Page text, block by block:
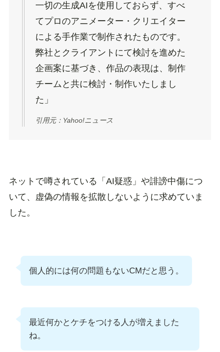
一切の生成AIを使用しておらず、すべ
てプロのアニメーター・クリエイター
による手作業で制作されたものです。
弊社とクライアントにて検討を進めた
企画案に基づき、作品の表現は、制作
チームと共に検討・制作いたしまし
た」
引用元：Yahoo!ニュース
ネットで噂されている「AI疑惑」や誹謗中傷につ
いて、虚偽の情報を拡散しないように求めていま
した。
個人的には何の問題もないCMだと思う。
最近何かとケチをつける人が増えました
ね。